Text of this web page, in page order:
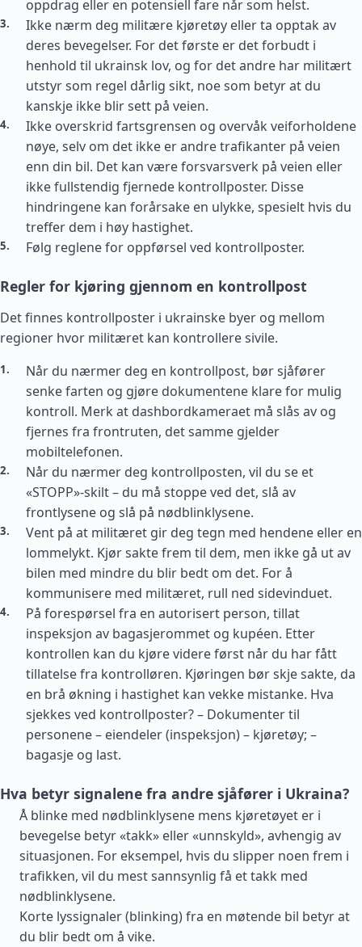
oppdrag eller en potensiell fare når som helst.
Ikke nærm deg militære kjøretøy eller ta opptak av
deres bevegelser. For det første er det forbudt i
henhold til ukrainsk lov, og for det andre har militært
utstyr som regel dårlig sikt, noe som betyr at du
kanskje ikke blir sett på veien.
Ikke overskrid fartsgrensen og overvåk veiforholdene
nøye, selv om det ikke er andre trafikanter på veien
enn din bil. Det kan være forsvarsverk på veien eller
ikke fullstendig fjernede kontrollposter. Disse
hindringene kan forårsake en ulykke, spesielt hvis du
treffer dem i høy hastighet.
Følg reglene for oppførsel ved kontrollposter.
Regler for kjøring gjennom en kontrollpost
Det finnes kontrollposter i ukrainske byer og mellom
regioner hvor militæret kan kontrollere sivile.
Når du nærmer deg en kontrollpost, bør sjåfører
senke farten og gjøre dokumentene klare for mulig
kontroll. Merk at dashbordkameraet må slås av og
fjernes fra frontruten, det samme gjelder
mobiltelefonen.
Når du nærmer deg kontrollposten, vil du se et
«STOPP»-skilt – du må stoppe ved det, slå av
frontlysene og slå på nødblinklysene.
Vent på at militæret gir deg tegn med hendene eller en
lommelykt. Kjør sakte frem til dem, men ikke gå ut av
bilen med mindre du blir bedt om det. For å
kommunisere med militæret, rull ned sidevinduet.
På forespørsel fra en autorisert person, tillat
inspeksjon av bagasjerommet og kupéen. Etter
kontrollen kan du kjøre videre først når du har fått
tillatelse fra kontrolløren. Kjøringen bør skje sakte, da
en brå økning i hastighet kan vekke mistanke. Hva
sjekkes ved kontrollposter? – Dokumenter til
personene – eiendeler (inspeksjon) – kjøretøy; –
bagasje og last.
Hva betyr signalene fra andre sjåfører i Ukraina?
Å blinke med nødblinklysene mens kjøretøyet er i
bevegelse betyr «takk» eller «unnskyld», avhengig av
situasjonen. For eksempel, hvis du slipper noen frem i
trafikken, vil du mest sannsynlig få et takk med
nødblinklysene.
Korte lyssignaler (blinking) fra en møtende bil betyr at
du blir bedt om å vike.